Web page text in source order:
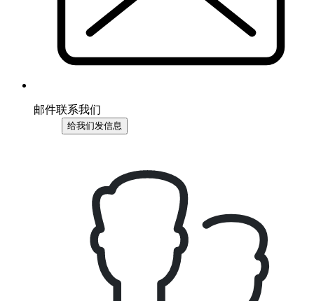
邮件联系我们
给我们发信息